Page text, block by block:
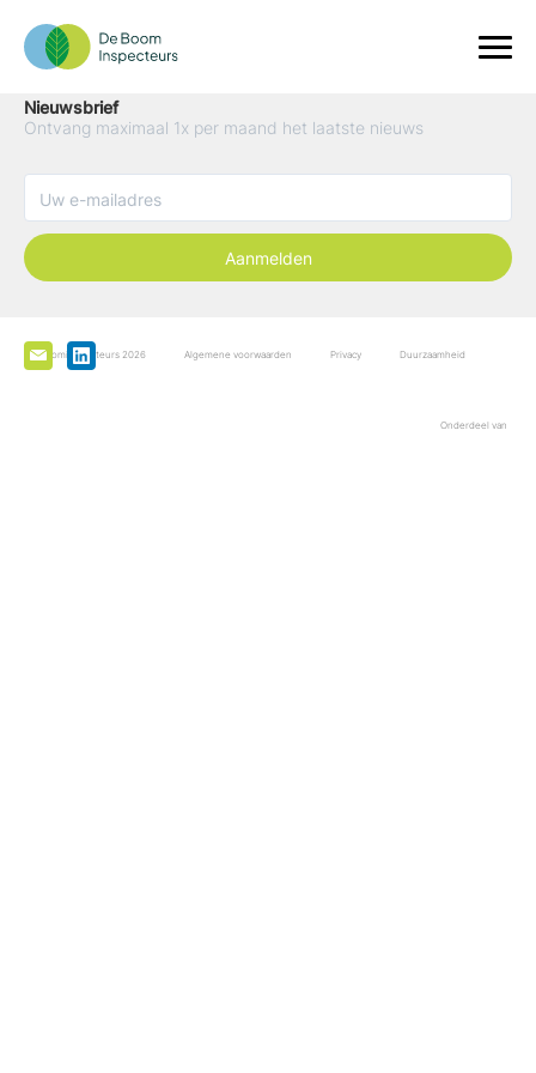
Nieuwsbrief
Ontvang maximaal 1x per maand het laatste nieuws
Aanmelden
De Boominspecteurs 2026 Algemene voorwaarden Privacy Duurzaamheid
Onderdeel van